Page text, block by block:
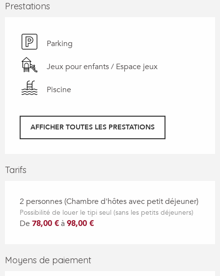
Prestations
Parking
Jeux pour enfants / Espace jeux
Piscine
AFFICHER TOUTES LES PRESTATIONS
Tarifs
2 personnes (Chambre d'hôtes avec petit déjeuner)
Possibilité de louer le tipi seul (sans les petits déjeuners)
De 78,00 €à 98,00 €
Moyens de paiement